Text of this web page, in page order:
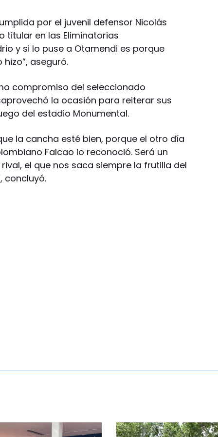
por el juvenil defensor Nicolás
titular en las Eliminatorias
y si lo puse a Otamendi es porque
aseguró.
compromiso del seleccionado
la ocasión para reiterar sus
del estadio Monumental.
la cancha esté bien, porque el otro día
Falcao lo reconoció. Será un
el que nos saca siempre la frutilla del
concluyó.